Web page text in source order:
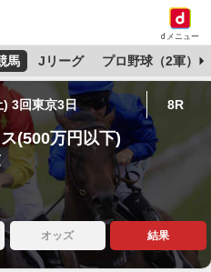
dメニュー
馬 Jリーグ プロ野球（2軍）
3回東京3日 8R
(500万円以下)
オッズ 結果